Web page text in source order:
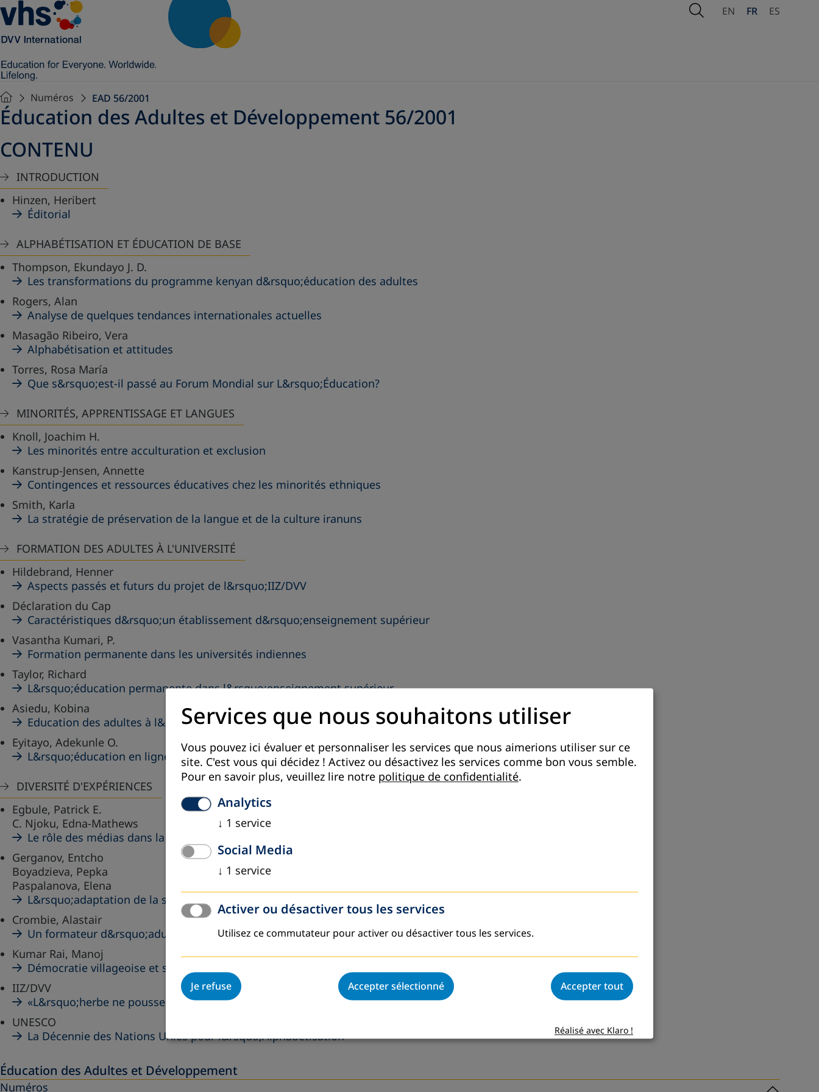
Open Search
EN FR ES
Numéros EAD 56/2001
Éducation des Adultes et Développement 56/2001
CONTENU
INTRODUCTION
Hinzen, Heribert
Éditorial
ALPHABÉTISATION ET ÉDUCATION DE BASE
Thompson, Ekundayo J. D.
Les transformations du programme kenyan d&rsquo;éducation des adultes
Rogers, Alan
Analyse de quelques tendances internationales actuelles
Masagão Ribeiro, Vera
Alphabétisation et attitudes
Torres, Rosa María
Que s&rsquo;est-il passé au Forum Mondial sur L&rsquo;Éducation?
MINORITÉS, APPRENTISSAGE ET LANGUES
Knoll, Joachim H.
Les minorités entre acculturation et exclusion
Kanstrup-Jensen, Annette
Contingences et ressources éducatives chez les minorités ethniques
Smith, Karla
La stratégie de préservation de la langue et de la culture iranuns
FORMATION DES ADULTES À L'UNIVERSITÉ
Hildebrand, Henner
Aspects passés et futurs du projet de l&rsquo;IIZ/DVV
Déclaration du Cap
Caractéristiques d&rsquo;un établissement d&rsquo;enseignement supérieur
Vasantha Kumari, P.
Formation permanente dans les universités indiennes
Taylor, Richard
L&rsquo;éducation permanente dans l&rsquo;enseignement supérieur
Asiedu, Kobina
Education des adultes à l&rsquo;université
Eyitayo, Adekunle O.
L&rsquo;éducation en ligne
DIVERSITÉ D'EXPÉRIENCES
Egbule, Patrick E.
C. Njoku, Edna-Mathews
Le rôle des médias dans la formation agricole des adultes
Gerganov, Entcho
Boyadzieva, Pepka
Paspalanova, Elena
L&rsquo;adaptation de la société bulgare
Crombie, Alastair
Un formateur d&rsquo;adultes dans l&rsquo;industrie des céréales
Kumar Rai, Manoj
Démocratie villageoise et société civile
IIZ/DVV
«L&rsquo;herbe ne pousse pas plus vite quand on tire dessus.»
UNESCO
La Décennie des Nations Unies pour l&rsquo;Alphabétisation
Éducation des Adultes et Développement
Numéros
Services que nous souhaitons utiliser
Vous pouvez ici évaluer et personnaliser les services que nous aimerions utiliser sur ce
site. C'est vous qui décidez ! Activez ou désactivez les services comme bon vous semble.
Pour en savoir plus, veuillez lire notre politique de confidentialité.
Analytics
↓ 1 service
Social Media
↓ 1 service
Activer ou désactiver tous les services
Utilisez ce commutateur pour activer ou désactiver tous les services.
Je refuse Accepter sélectionné Accepter tout
Réalisé avec Klaro !